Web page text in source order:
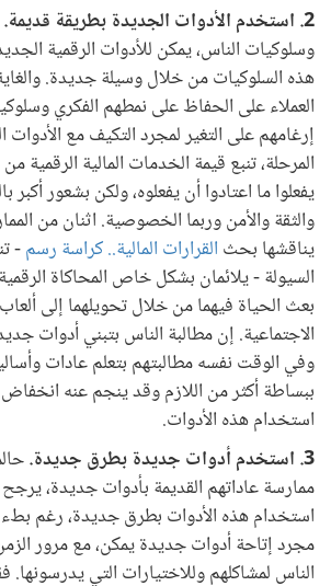
2. استخدم الأدوات الجديدة بطريقة قديمة.
وسلوكيات الناس، يمكن للأدوات الرقمية
هذه السلوكيات من خلال وسيلة جديدة.
العملاء على الحفاظ على نمطهم الفكري
إرغامهم على التغير لمجرد التكيف مع
المرحلة، تنبع قيمة الخدمات المالية الرقمية
يفعلوا ما اعتادوا أن يفعلوه، ولكن بشعور أكبر
والثقة والأمن وربما الخصوصية. اثنان من
يناقشها بحث القرارات المالية.. كراسة رسم-
السيولة - يلائمان بشكل خاص المحاكاة
بعث الحياة فيهما من خلال تحويلهما إلى
الاجتماعية. إن مطالبة الناس بتبني أدوات
وفي الوقت نفسه مطالبتهم بتعلم عادات
ببساطة أكثر من اللازم وقد ينجم عنه
استخدام هذه الأدوات.
3. استخدم أدوات جديدة بطرق جديدة.
ممارسة عاداتهم القديمة بأدوات جديدة،
استخدام هذه الأدوات بطرق جديدة، رغم بطء
مجرد إتاحة أدوات جديدة يمكن، مع مرور
الناس لمشاكلهم وللاختيارات التي